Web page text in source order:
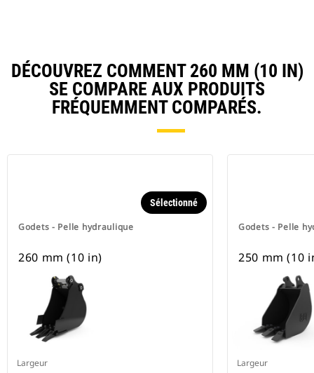
DÉCOUVREZ COMMENT 260 MM (10 IN)
SE COMPARE AUX PRODUITS
FRÉQUEMMENT COMPARÉS.
Godets - Pelle hydraulique
Sélectionné
260 mm (10 in)
Largeur
Godets - Pelle
250 mm (10
Largeur